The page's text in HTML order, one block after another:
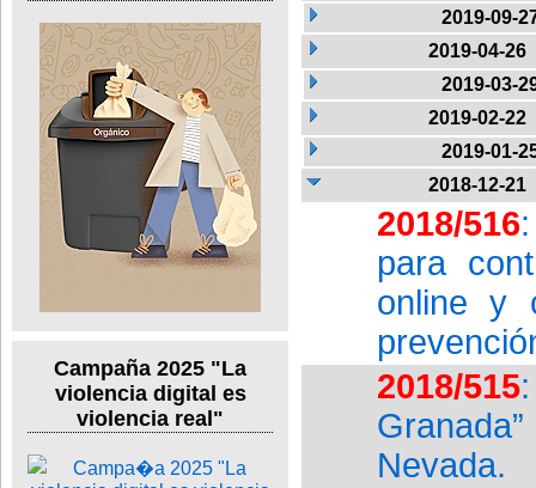
Campaña 2025 "La
violencia digital es
violencia real"
2019-09-
2019-04-26
2019-03-
2019-02-22
2019-01-
2018-12-21
2018/516
para
online y
2018/515
Nevada.